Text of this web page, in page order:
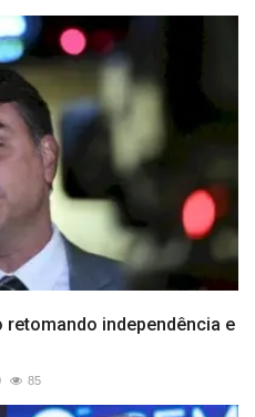
retomando independência e
85